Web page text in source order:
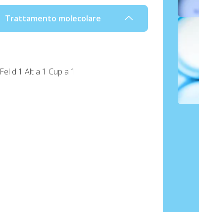
Trattamento molecolare
Fel d 1 Alt a 1 Cup a 1